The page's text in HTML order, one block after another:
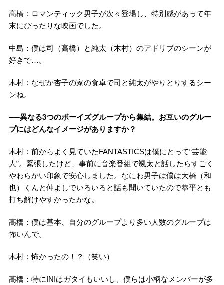
高橋：ロマンティック男子が次々登場し、特別感があって年
末にぴったりな映画でした。
中島：僕は司（高橋）と純太（木村）のアドリブのシーンが
好きで…。
木村：なぜか杏子の家の食卓で司と純太がやりとりするシー
ンね。
──異なる3つのボーイズグループから集結。お互いのグルー
プにはどんなイメージがありますか？
木村：前からよく見ていたFANTASTICSは僕にとって“芸能
人”。緊張したけど、事前に音楽番組で颯太と話したらすごく
やわらかい印象で安心しました。なにわ男子は僕は大橋（和
也）くんと仲よしでいろいろと話も聞いていたので恭平とも
打ち解けやすかったかな。
高橋：僕は基本、自分のグループより多い人数のグループは
怖いんで。
木村：怖かったの！？（笑い）
高橋：特にINIはガタイもいいし、僕らは小柄なメンバーが多